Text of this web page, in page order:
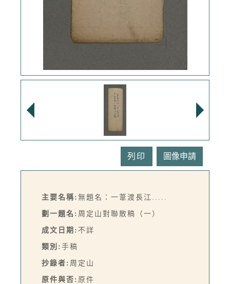
列印
主要名稱: 無題名：一葦渡長江.....
劃一題名: 周定山對聯散稿（一）
成文日期: 不詳
類別: 手稿
抄錄者: 周定山
原件與否: 原件